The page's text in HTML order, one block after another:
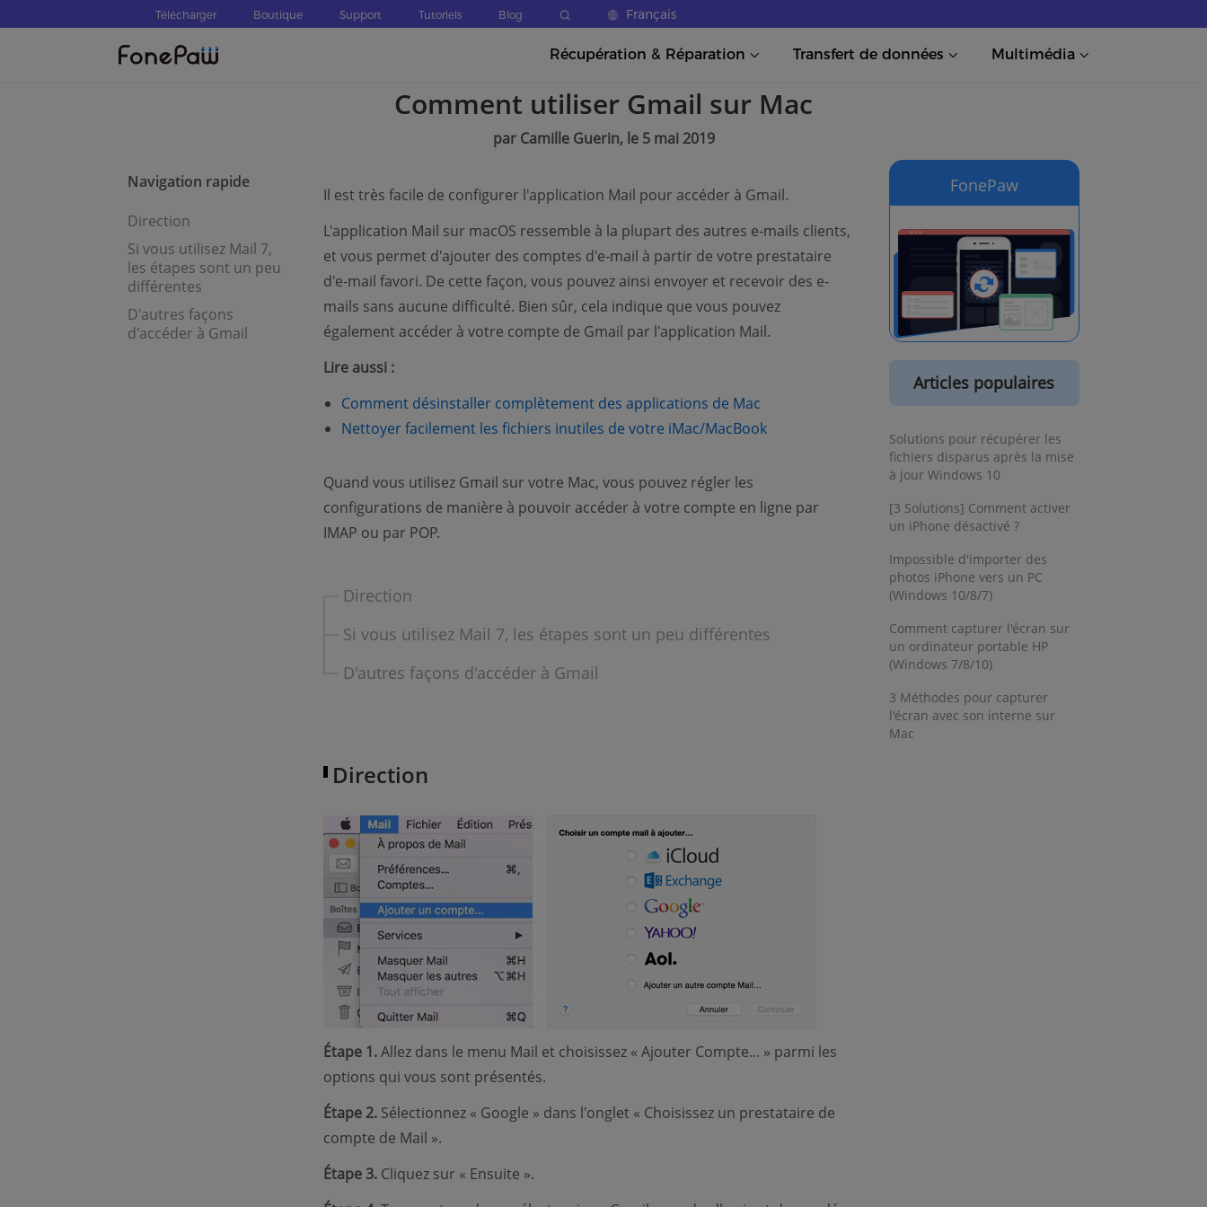
Télécharger Boutique Support Tutoriels Blog Français
Récupération & Réparation Transfert de données Multimédia
Comment utiliser Gmail sur Mac
par Camille Guerin, le 5 mai 2019
Navigation rapide
Direction
Si vous utilisez Mail 7,
les étapes sont un peu
différentes
D'autres façons
d'accéder à Gmail
Il est très facile de configurer l'application Mail pour accéder à Gmail.
L'application Mail sur macOS ressemble à la plupart des autres e-mails clients,
et vous permet d'ajouter des comptes d'e-mail à partir de votre prestataire
d'e-mail favori. De cette façon, vous pouvez ainsi envoyer et recevoir des e-
mails sans aucune difficulté. Bien sûr, cela indique que vous pouvez
également accéder à votre compte de Gmail par l'application Mail.
Lire aussi :
Comment désinstaller complètement des applications de Mac(opens new window)
Nettoyer facilement les fichiers inutiles de votre iMac/MacBook(opens new window)
Quand vous utilisez Gmail sur votre Mac, vous pouvez régler les
configurations de manière à pouvoir accéder à votre compte en ligne par
IMAP ou par POP.
Direction
Si vous utilisez Mail 7, les étapes sont un peu différentes
D'autres façons d'accéder à Gmail
Direction
Étape 1.Allez dans le menu Mail et choisissez « Ajouter Compte... » parmi les
options qui vous sont présentés.
Étape 2.Sélectionnez « Google » dans l'onglet « Choisissez un prestataire de
compte de Mail ».
Étape 3.Cliquez sur « Ensuite ».
FonePaw
Articles populaires
Solutions pour récupérer les
fichiers disparus après la mise
à jour Windows 10
[3 Solutions] Comment activer
un iPhone désactivé ?
Impossible d'importer des
photos iPhone vers un PC
(Windows 10/8/7)
Comment capturer l'écran sur
un ordinateur portable HP
(Windows 7/8/10)
3 Méthodes pour capturer
l'écran avec son interne sur
Mac